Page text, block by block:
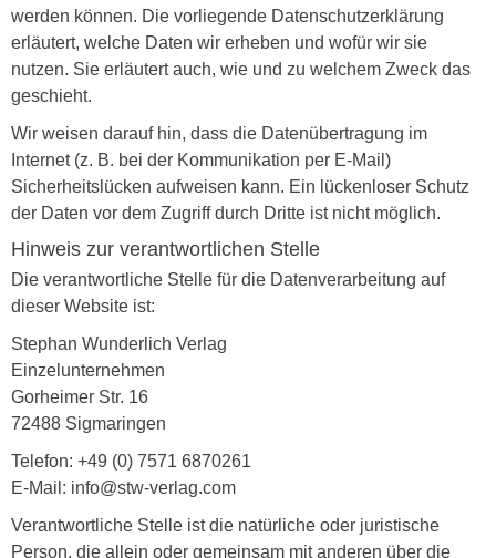
werden können. Die vorliegende Datenschutzerklärung
erläutert, welche Daten wir erheben und wofür wir sie
nutzen. Sie erläutert auch, wie und zu welchem Zweck das
geschieht.
Wir weisen darauf hin, dass die Datenübertragung im
Internet (z. B. bei der Kommunikation per E-Mail)
Sicherheitslücken aufweisen kann. Ein lückenloser Schutz
der Daten vor dem Zugriff durch Dritte ist nicht möglich.
Hinweis zur verantwortlichen Stelle
Die verantwortliche Stelle für die Datenverarbeitung auf
dieser Website ist:
Stephan Wunderlich Verlag
Einzelunternehmen
Gorheimer Str. 16
72488 Sigmaringen
Telefon: +49 (0) 7571 6870261
E-Mail: info@stw-verlag.com
Verantwortliche Stelle ist die natürliche oder juristische
Person, die allein oder gemeinsam mit anderen über die